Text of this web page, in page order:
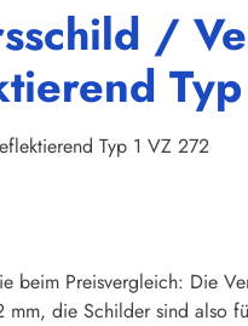
/
Typ 1 VZ 272
Preisvergleich: Die
die Schilder sind also